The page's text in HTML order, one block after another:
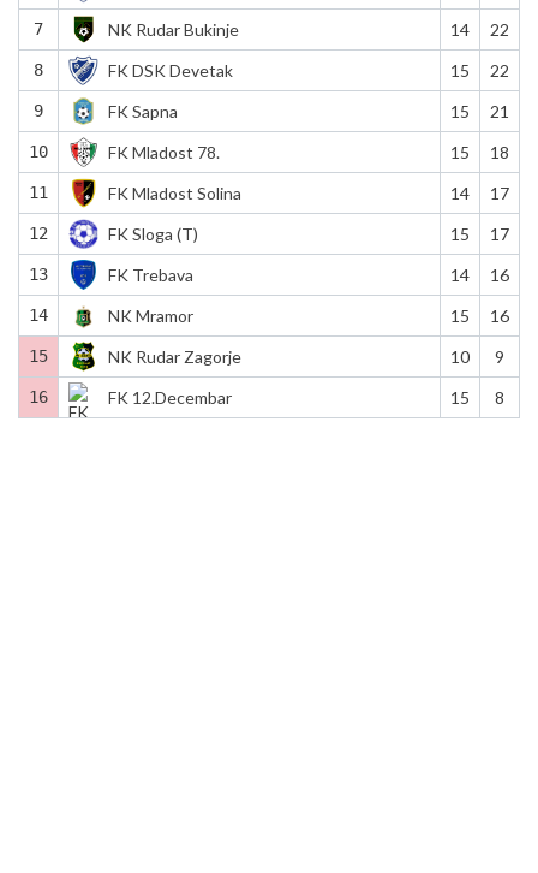
7 NK Rudar Bukinje 14 22
8 FK DSK Devetak 15 22
9 FK Sapna 15 21
10 FK Mladost 78. 15 18
11 FK Mladost Solina 14 17
12 FK Sloga (T) 15 17
13 FK Trebava 14 16
14 NK Mramor 15 16
15 NK Rudar Zagorje 10 9
16 FK 12.Decembar 15 8